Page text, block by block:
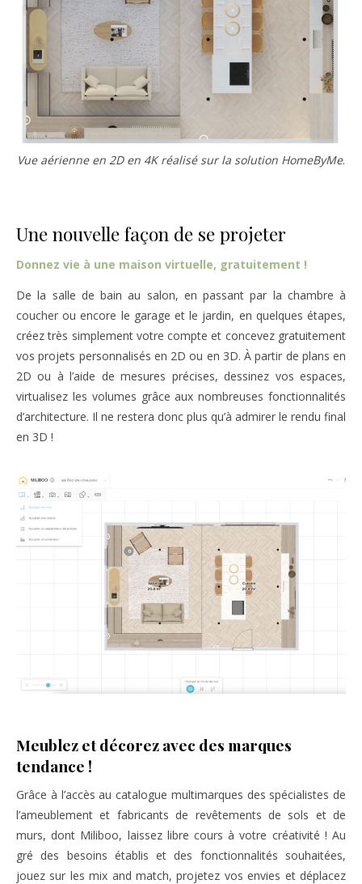
Vue aérienne en 2D en 4K réalisé sur la solution HomeByMe.
Une nouvelle façon de se projeter
Donnez vie à une maison virtuelle, gratuitement !
De la salle de bain au salon, en passant par la chambre à
coucher ou encore le garage et le jardin, en quelques étapes,
créez très simplement votre compte et concevez gratuitement
vos projets personnalisés en 2D ou en 3D. À partir de plans en
2D ou à l’aide de mesures précises, dessinez vos espaces,
virtualisez les volumes grâce aux nombreuses fonctionnalités
d’architecture. Il ne restera donc plus qu’à admirer le rendu final
en 3D !
Meublez et décorez avec des marques
tendance !
Grâce à l’accès au catalogue multimarques des spécialistes de
l’ameublement et fabricants de revêtements de sols et de
murs, dont Miliboo, laissez libre cours à votre créativité ! Au
gré des besoins établis et des fonctionnalités souhaitées,
jouez sur les mix and match, projetez vos envies et déplacez